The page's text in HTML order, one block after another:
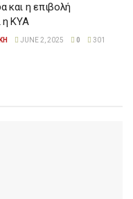
και η επιβολή
η ΚΥΑ
JUNE 2, 2025 0 301